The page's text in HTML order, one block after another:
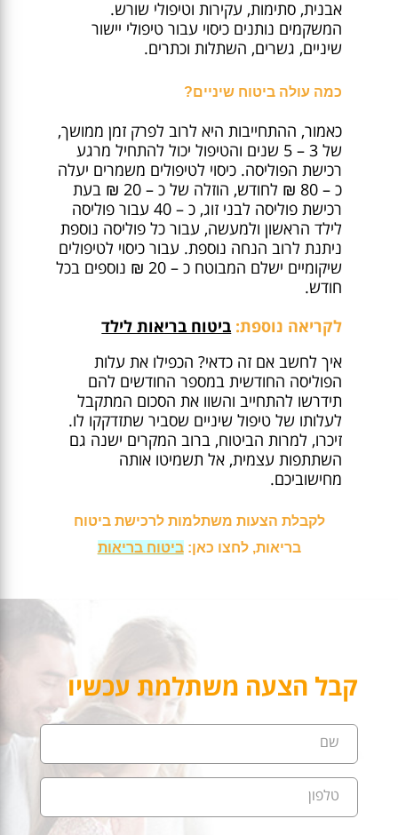
אבנית, סתימות, עקירות וטיפולי שורש.
המשקמים נותנים כיסוי עבור טיפולי יישור
שיניים, גשרים, השתלות וכתרים.
כמה עולה ביטוח שיניים?
כאמור, ההתחייבות היא לרוב לפרק זמן ממושך,
של 3 – 5 שנים והטיפול יכול להתחיל מרגע
רכישת הפוליסה. כיסוי לטיפולים משמרים יעלה
כ – 80 ₪ לחודש, הוזלה של כ – 20 ₪ בעת
רכישת פוליסה לבני זוג, כ – 40 עבור פוליסה
לילד הראשון ולמעשה, עבור כל פוליסה נוספת
ניתנת לרוב הנחה נוספת. עבור כיסוי לטיפולים
שיקומיים ישלם המבוטח כ – 20 ₪ נוספים בכל
חודש.
לקריאה נוספת: ביטוח בריאות לילד
איך לחשב אם זה כדאי? הכפילו את עלות
הפוליסה החודשית במספר החודשים להם
תידרשו להתחייב והשוו את הסכום המתקבל
לעלותו של טיפול שיניים שסביר שתזדקקו לו.
זיכרו, למרות הביטוח, ברוב המקרים ישנה גם
השתתפות עצמית, אל תשמיטו אותה
מחישוביכם.
לקבלת הצעות משתלמות לרכישת ביטוח
בריאות, לחצו כאן:ביטוח בריאות
קבל הצעה משתלמת עכשיו
שם
טלפון